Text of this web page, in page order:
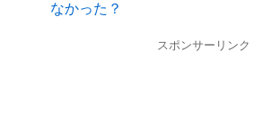
なかった？
スポンサーリンク